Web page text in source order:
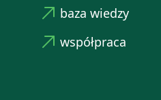
baza wiedzy
współpraca